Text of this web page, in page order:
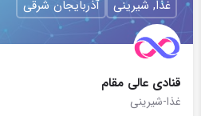
قنادی عالی مقام
غذا-شیرینی
غذا, شیرینی آذربایجان شرقی